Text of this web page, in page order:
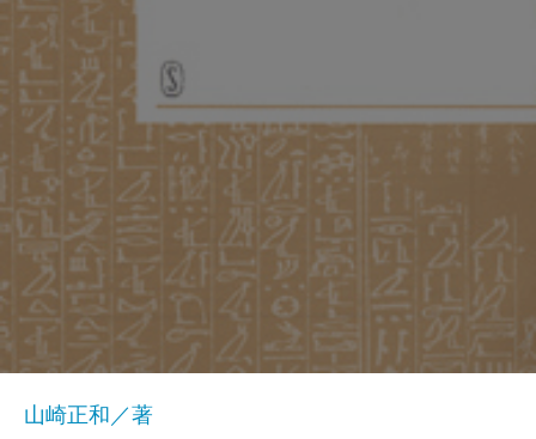
山崎正和／著